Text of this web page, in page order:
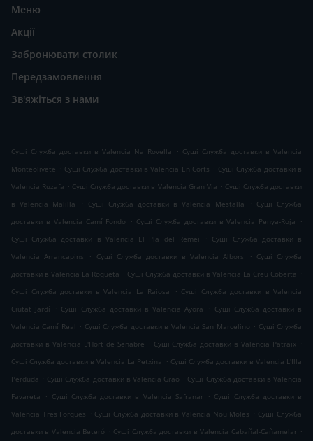
Меню
Акції
Забронювати столик
Передзамовлення
Зв'яжіться з нами
Суші Служба доставки в Valencia Na Rovella . Суші Служба доставки в Valencia
Monteolivete . Суші Служба доставки в Valencia En Corts . Суші Служба доставки в
Valencia Ruzafa . Суші Служба доставки в Valencia Gran Via . Суші Служба доставки
в Valencia Malilla
. Суші Служба доставки в Valencia Mestalla . Суші Служба
доставки в Valencia Camí Fondo
. Суші Служба доставки в Valencia Penya-Roja
.
Суші Служба доставки в Valencia El Pla del Remei
. Суші Служба доставки в
Valencia Arrancapins
. Суші Служба доставки в Valencia Albors . Суші Служба
доставки в Valencia La Roqueta . Суші Служба доставки в Valencia La Creu Coberta .
Суші Служба доставки в Valencia La Raiosa
. Суші Служба доставки в Valencia
Ciutat Jardí
. Суші Служба доставки в Valencia Ayora . Суші Служба доставки в
Valencia Camí Real . Суші Служба доставки в Valencia San Marcelino . Суші Служба
доставки в Valencia L'Hort de Senabre . Суші Служба доставки в Valencia Patraix .
Суші Служба доставки в Valencia La Petxina . Суші Служба доставки в Valencia L'Illa
Perduda . Суші Служба доставки в Valencia Grao . Суші Служба доставки в Valencia
Favareta
. Суші Служба доставки в Valencia Safranar . Суші Служба доставки в
Valencia Tres Forques . Суші Служба доставки в Valencia Nou Moles . Суші Служба
доставки в Valencia Beteró . Суші Служба доставки в Valencia Cabañal-Cañamelar .